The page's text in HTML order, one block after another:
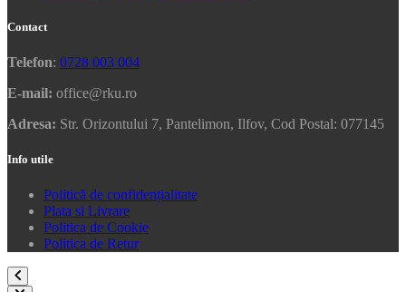
Contact
Telefon: 0728 003 004
E-mail: office@rku.ro
Adresa: Str. Orizontului 7, Pantelimon, Ilfov, Cod Postal: 077145
Info utile
Politică de confidențialitate
Plata si Livrare
Politica de Cookie
Politica de Retur